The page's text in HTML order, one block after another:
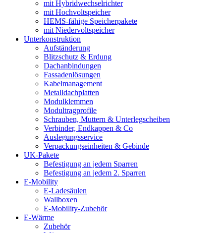
mit Hybridwechselrichter
mit Hochvoltspeicher
HEMS-fähige Speicherpakete
mit Niedervoltspeicher
Unterkonstruktion
Aufständerung
Blitzschutz & Erdung
Dachanbindungen
Fassadenlösungen
Kabelmanagement
Metalldachplatten
Modulklemmen
Modultragprofile
Schrauben, Muttern & Unterlegscheiben
Verbinder, Endkappen & Co
Auslegungsservice
Verpackungseinheiten & Gebinde
UK-Pakete
Befestigung an jedem Sparren
Befestigung an jedem 2. Sparren
E-Mobility
E-Ladesäulen
Wallboxen
E-Mobility-Zubehör
E-Wärme
Zubehör